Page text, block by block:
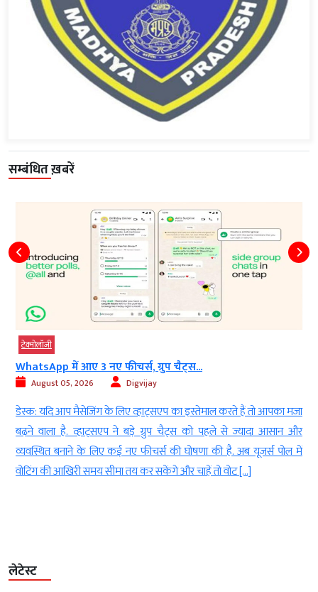
सम्बंधित ख़बरें
टेक्‍नोलॉजी
WhatsApp में आए 3 नए फीचर्स, ग्रुप चैट्स...
August 05, 2026 Digvijay
डेस्क: यदि आप मैसेजिंग के लिए व्हाट्सएप का इस्तेमाल करते हैं तो आपका मजा
बढ़ने वाला है. व्हाट्सएप ने बड़े ग्रुप चैट्स को पहले से ज्यादा आसान और
व्यवस्थित बनाने के लिए कई नए फीचर्स की घोषणा की है. अब यूजर्स पोल में
वोटिंग की आखिरी समय सीमा तय कर सकेंगे और चाहें तो वोट […]
लेटेस्ट